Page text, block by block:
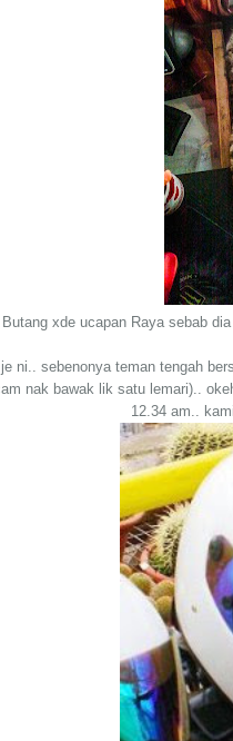
Butang xde ucapan Raya sebab
ni.. sebenonya teman tengah
nak bawak lik satu lemari)..
12.34 am..